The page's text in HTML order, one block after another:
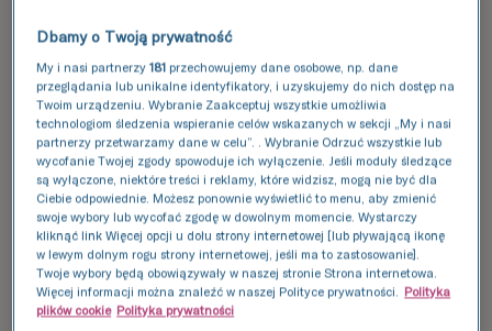
Centrum Medyczne Nikiszowiec
Dr n. med. Katarzyna Olszak-Wąsik
Katowice, ul. Gospodarcza 48
tel: +48 32 305 62 61
Kim jest lekarz prowadzący?
Dr Katarzyna Olszak-Wąsik zajmuję się
problemami niepłodności. Doświadczenie
Dbamy o Twoją prywatność
My i nasi partnerzy181 przechowujemy dane osobowe, np. dane
przeglądania lub unikalne identyfikatory, i uzyskujemy do nich dostęp na
Twoim urządzeniu. Wybranie Zaakceptuj wszystkie umożliwia
technologiom śledzenia wspieranie celów wskazanych w sekcji „My i nasi
partnerzy przetwarzamy dane w celu”. . Wybranie Odrzuć wszystkie lub
wycofanie Twojej zgody spowoduje ich wyłączenie. Jeśli moduły śledzące
są wyłączone, niektóre treści i reklamy, które widzisz, mogą nie być dla
Ciebie odpowiednie. Możesz ponownie wyświetlić to menu, aby zmienić
swoje wybory lub wycofać zgodę w dowolnym momencie. Wystarczy
kliknąć link Więcej opcji u dołu strony internetowej [lub pływającą ikonę
w lewym dolnym rogu strony internetowej, jeśli ma to zastosowanie].
Twoje wybory będą obowiązywały w naszej stronie Strona internetowa.
Więcej informacji można znaleźć w naszej Polityce prywatności. Polityka
plików cookie Polityka prywatności